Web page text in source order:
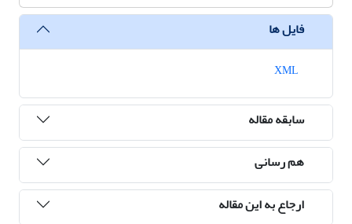
فایل ها
سابقه مقاله
هم رسانی
ارجاع به این مقاله